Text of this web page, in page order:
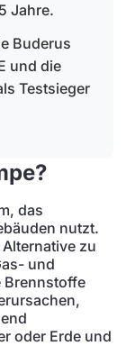
Jahre.
Buderus
und die
Testsieger
das
nutzt.
zu
und
Brennstoffe
oder Erde und